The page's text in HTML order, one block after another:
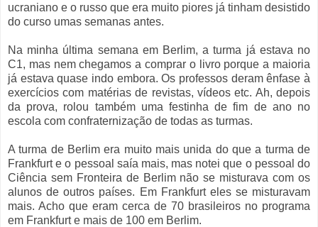
ucraniano e o russo que era muito piores já tinham desistido
do curso umas semanas antes.
Na minha última semana em Berlim, a turma já estava no
C1, mas nem chegamos a comprar o livro porque a maioria
já estava quase indo embora. Os professos deram ênfase à
exercícios com matérias de revistas, vídeos etc. Ah, depois
da prova, rolou também uma festinha de fim de ano no
escola com confraternização de todas as turmas.
A turma de Berlim era muito mais unida do que a turma de
Frankfurt e o pessoal saía mais, mas notei que o pessoal do
Ciência sem Fronteira de Berlim não se misturava com os
alunos de outros países. Em Frankfurt eles se misturavam
mais. Acho que eram cerca de 70 brasileiros no programa
em Frankfurt e mais de 100 em Berlim.